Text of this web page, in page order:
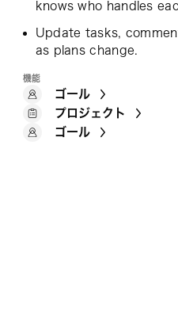
knows who handles
Update tasks,
as plans change.
機能
ゴール
プロジェクト
ゴール